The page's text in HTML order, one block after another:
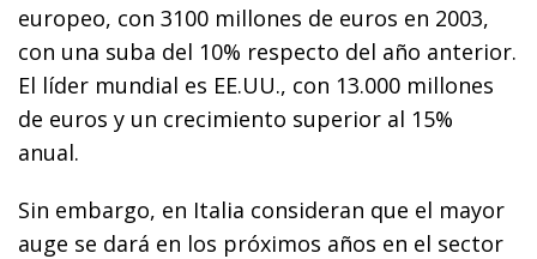
europeo, con 3100 millones de euros en 2003,
con una suba del 10% respecto del año anterior.
El líder mundial es EE.UU., con 13.000 millones
de euros y un crecimiento superior al 15%
anual.
Sin embargo, en Italia consideran que el mayor
auge se dará en los próximos años en el sector